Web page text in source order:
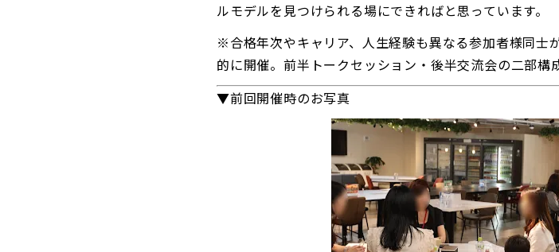
ルモデルを見つけられる場にできればと思っています。
※合格年次やキャリア、人生経験も異なる参加者様同士
的に開催。前半トークセッション・後半交流会の二部構
▼前回開催時のお写真